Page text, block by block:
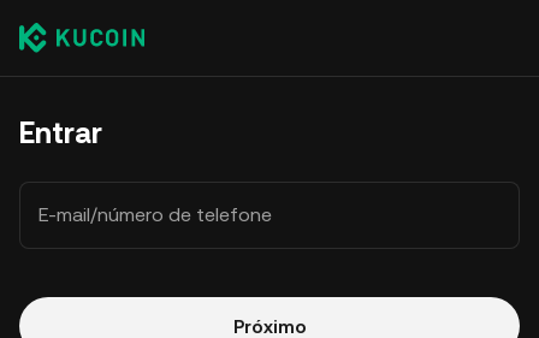
Entrar
E-mail/número de telefone
Próximo